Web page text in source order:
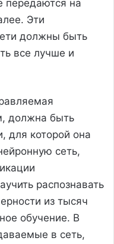
передаются на
Эти
должны быть
все лучше и
должна быть
для которой она
сеть,
распознавать
из тысяч
обучение. В
в сеть,